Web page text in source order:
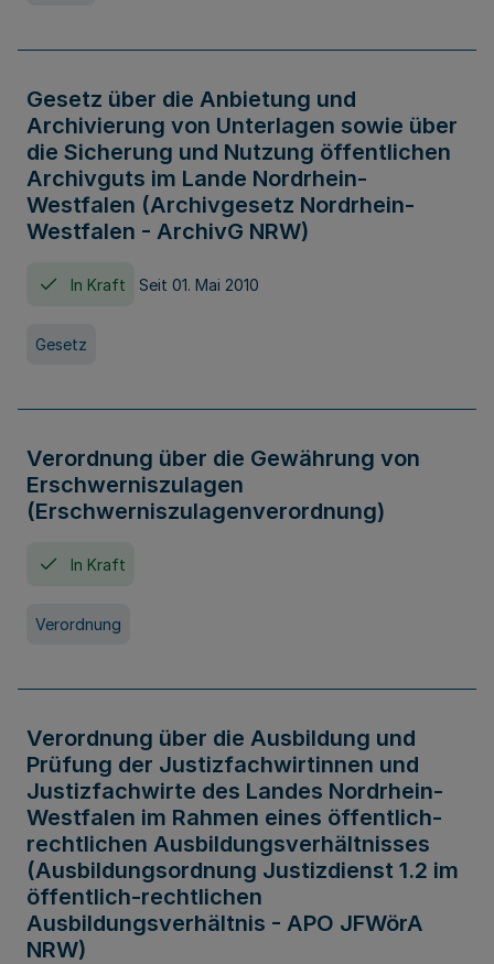
Gesetz über die Anbietung und
Archivierung von Unterlagen sowie über
die Sicherung und Nutzung öffentlichen
Archivguts im Lande Nordrhein-
Westfalen (Archivgesetz Nordrhein-
Westfalen - ArchivG NRW)
In Kraft Seit 01. Mai 2010
Gesetz
Verordnung über die Gewährung von
Erschwerniszulagen
(Erschwerniszulagenverordnung)
In Kraft
Verordnung
Verordnung über die Ausbildung und
Prüfung der Justizfachwirtinnen und
Justizfachwirte des Landes Nordrhein-
Westfalen im Rahmen eines öffentlich-
rechtlichen Ausbildungsverhältnisses
(Ausbildungsordnung Justizdienst 1.2 im
öffentlich-rechtlichen
Ausbildungsverhältnis - APO JFWörA
NRW)